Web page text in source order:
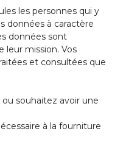
les personnes qui y
données à caractère
données sont
leur mission. Vos
et consultées que
souhaitez avoir une
à la fourniture